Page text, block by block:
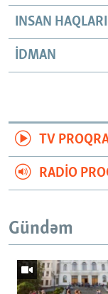
INSAN HAQLARI
İDMAN
TV
RADIO
Gündəm